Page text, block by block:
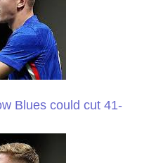
Blues could cut 41-